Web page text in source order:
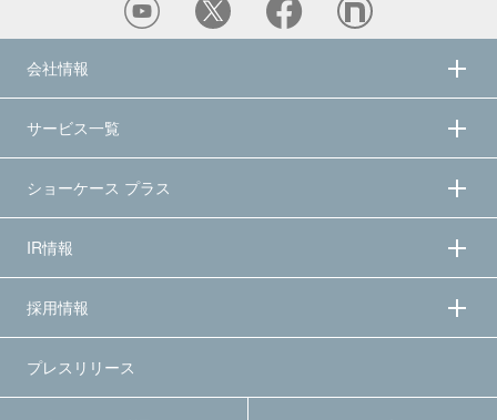
会社情報
サービス一覧
ショーケース プラス
IR情報
採用情報
プレスリリース